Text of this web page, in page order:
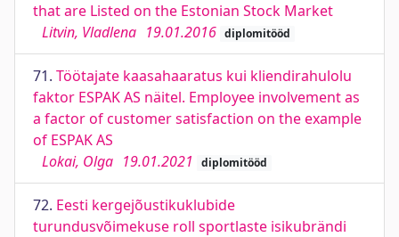
that are Listed on the Estonian Stock Market
Litvin, Vladlena 19.01.2016 diplomitööd
71. Töötajate kaasahaaratus kui kliendirahulolu
faktor ESPAK AS näitel. Employee involvement as
a factor of customer satisfaction on the example
of ESPAK AS
Lokai, Olga 19.01.2021 diplomitööd
72. Eesti kergejõustikuklubide
turundusvõimekuse roll sportlaste isikubrändi